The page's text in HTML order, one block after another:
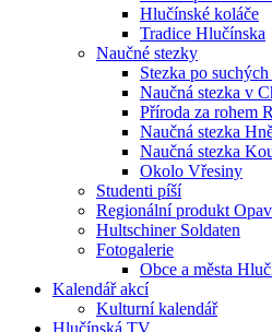
Hlučínské koláče
Tradice Hlučínska
Naučné stezky
Stezka po
Naučná stezka v
Příroda za rohem
Naučná stezka
Naučná stezka
Okolo Vřesiny
Studenti píší
Regionální produkt
Hultschiner Soldaten
Fotogalerie
Obce a města
Kalendář akcí
Kulturní kalendář
Hlučínská TV